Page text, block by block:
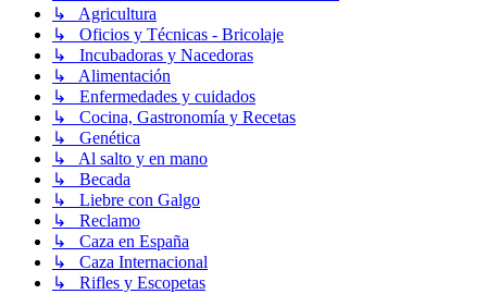
↳ Agricultura
↳ Oficios y Técnicas - Bricolaje
↳ Incubadoras y Nacedoras
↳ Alimentación
↳ Enfermedades y cuidados
↳ Cocina, Gastronomía y Recetas
↳ Genética
↳ Al salto y en mano
↳ Becada
↳ Liebre con Galgo
↳ Reclamo
↳ Caza en España
↳ Caza Internacional
↳ Rifles y Escopetas